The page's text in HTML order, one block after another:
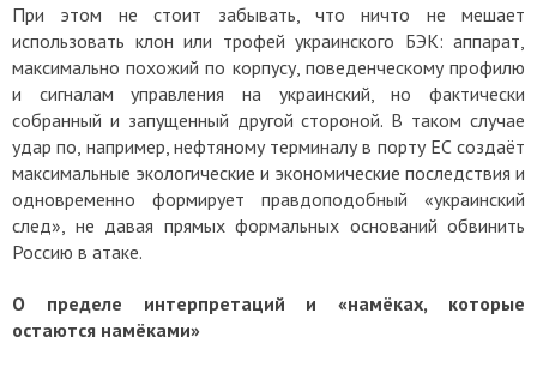
При этом не стоит забывать, что ничто не мешает
использовать клон или трофей украинского БЭК: аппарат,
максимально похожий по корпусу, поведенческому профилю
и сигналам управления на украинский, но фактически
собранный и запущенный другой стороной. В таком случае
удар по, например, нефтяному терминалу в порту ЕС создаёт
максимальные экологические и экономические последствия и
одновременно формирует правдоподобный «украинский
след», не давая прямых формальных оснований обвинить
Россию в атаке.
О пределе интерпретаций и «намёках, которые
остаются намёками»